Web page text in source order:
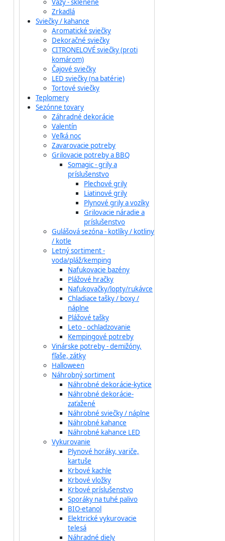
Vázy - sklenené
Zrkadlá
Sviečky / kahance
Aromatické sviečky
Dekoračné sviečky
CITRONELOVÉ sviečky (proti
komárom)
Čajové sviečky
LED sviečky (na batérie)
Tortové sviečky
Teplomery
Sezónne tovary
Záhradné dekorácie
Valentín
Veľká noc
Zavarovacie potreby
Grilovacie potreby a BBQ
Somagic - grily a
príslušenstvo
Plechové grily
Liatinové grily
Plynové grily a vozíky
Grilovacie náradie a
príslušenstvo
Gulášová sezóna - kotlíky / kotliny
/ kotle
Letný sortiment -
voda/pláž/kemping
Nafukovacie bazény
Plážové hračky
Nafukovačky/lopty/rukávce
Chladiace tašky / boxy /
náplne
Plážové tašky
Leto - ochladzovanie
Kempingové potreby
Vinárske potreby - demižóny,
fľaše, zátky
Halloween
Náhrobný sortiment
Náhrobné dekorácie-kytice
Náhrobné dekorácie-
zaťažené
Náhrobné sviečky / náplne
Náhrobné kahance
Náhrobné kahance LED
Vykurovanie
Plynové horáky, variče,
kartuše
Krbové kachle
Krbové vložky
Krbové príslušenstvo
Sporáky na tuhé palivo
BIO-etanol
Elektrické vykurovacie
telesá
Náhradné diely